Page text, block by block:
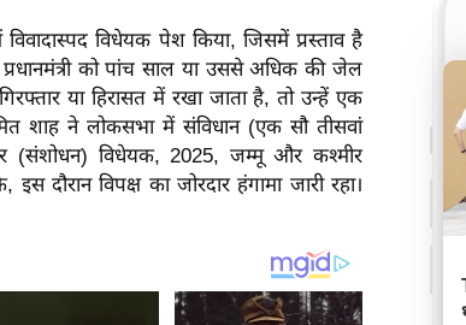
विधेयक पेश किया, जिसमें प्रस्ताव है
प्रधानमंत्री को पांच साल या उससे अधिक की जेल
या हिरासत में रखा जाता है, तो उन्हें एक
शाह ने लोकसभा में संविधान (एक सौ तीसवां
(संशोधन) विधेयक, 2025, जम्मू और कश्मीर
दौरान विपक्ष का जोरदार हंगामा जारी रहा।